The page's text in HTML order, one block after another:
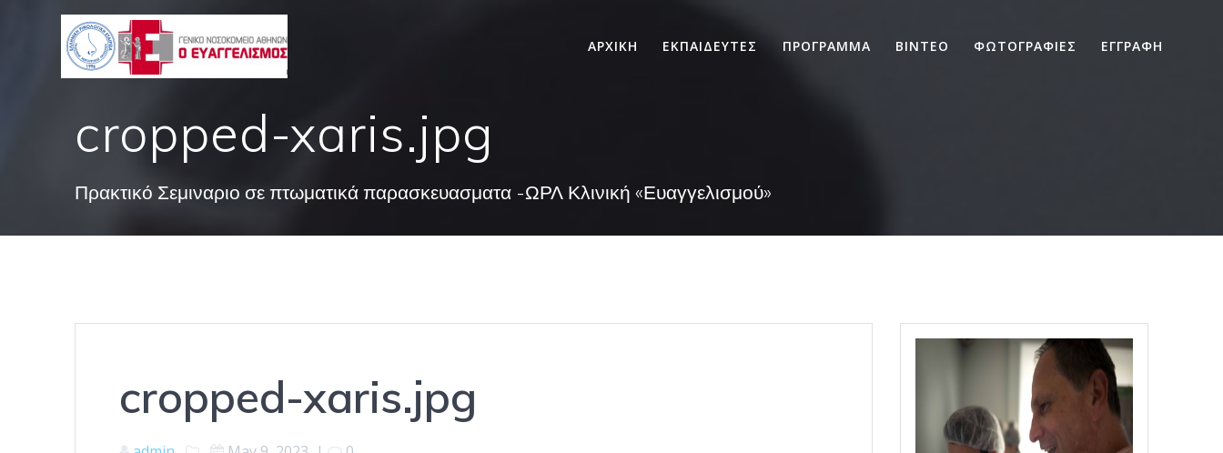
ΑΡΧΙΚΗ ΕΚΠΑΙΔΕΥΤΕΣ ΠΡΟΓΡΑΜΜΑ ΒΙΝΤΕΟ ΦΩΤΟΓΡΑΦΙΕΣ ΕΓΓΡΑΦΗ
cropped-xaris.jpg
Πρακτικό Σεμιναριο σε πτωματικά παρασκευασματα -ΩΡΛ Κλινική «Ευαγγελισμού»
cropped-xaris.jpg